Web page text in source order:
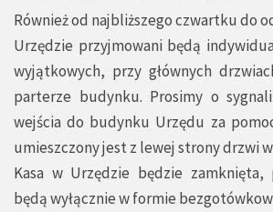
Również od najbliższego czwartku do
Urzędzie przyjmowani będą
wyjątkowych, przy głównych
parterze budynku. Prosimy o
wejścia do budynku Urzędu za
umieszczony jest z lewej strony drzwi
Kasa w Urzędzie będzie zamknięta,
będą wyłącznie w formie